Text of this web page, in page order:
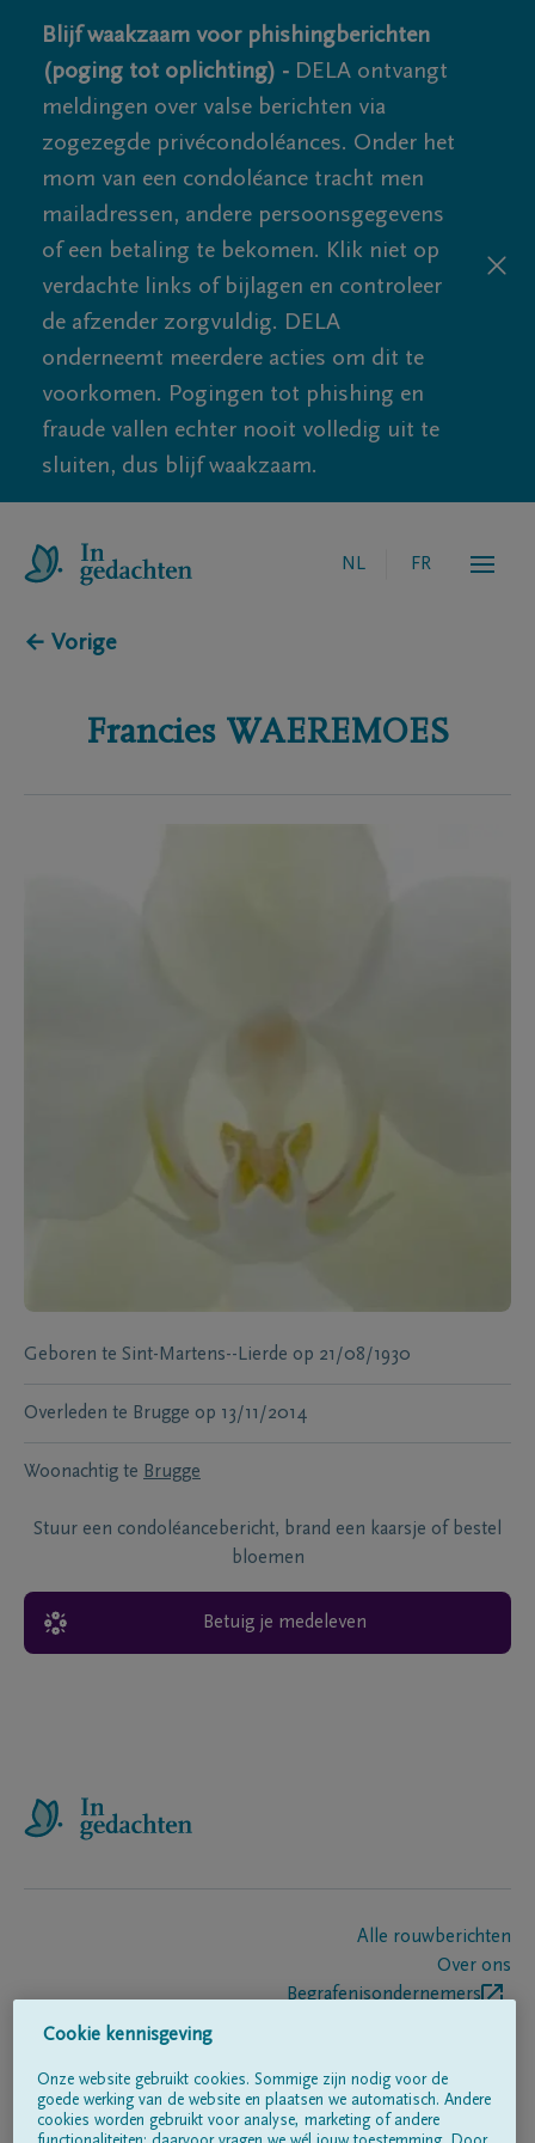
Blijf waakzaam voor phishingberichten
(poging tot oplichting) - DELA ontvangt
meldingen over valse berichten via
zogezegde privécondoléances. Onder het
mom van een condoléance tracht men
mailadressen, andere persoonsgegevens
of een betaling te bekomen. Klik niet op
verdachte links of bijlagen en controleer
de afzender zorgvuldig. DELA
onderneemt meerdere acties om dit te
voorkomen. Pogingen tot phishing en
fraude vallen echter nooit volledig uit te
sluiten, dus blijf waakzaam.
NL FR
← Vorige
Francies WAEREMOES
Geboren te Sint-Martens--Lierde op 21/08/1930
Overleden te Brugge op 13/11/2014
Woonachtig te Brugge
Stuur een condoléancebericht, brand een kaarsje of bestel
bloemen
Betuig je medeleven
Alle rouwberichten
Over ons
Begrafenisondernemers
Volg ons op
Cookie kennisgeving
Onze website gebruikt cookies. Sommige zijn nodig voor de
goede werking van de website en plaatsen we automatisch. Andere
cookies worden gebruikt voor analyse, marketing of andere